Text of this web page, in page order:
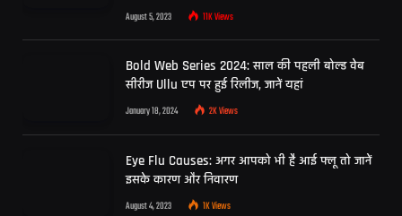
August 5, 2023 11KViews
Bold Web Series 2024: साल की पहली बोल्ड वेब
सीरीज Ullu एप पर हुई रिलीज, जानें यहां
January 18, 2024 2KViews
Eye Flu Causes: अगर आपको भी है आई फ्लू तो जानें
इसके कारण और निवारण
August 4, 2023 1KViews